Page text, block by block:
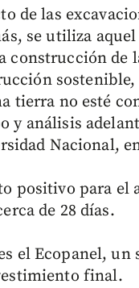
de las
se utiliza
construcción de
sostenible,
tierra no esté
y análisis
Nacional,
positivo para el
de 28 días.
el Ecopanel, un
final.